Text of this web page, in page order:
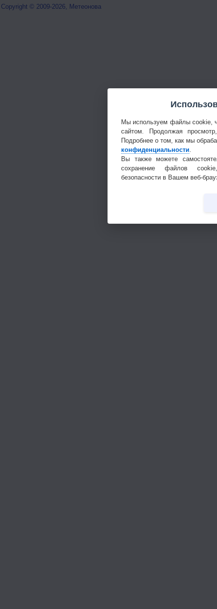
Copyright © 2009-2026, Метеонова
Мы используем файлы cookie,
сайтом. Продолжая
Подробнее о том, как мы
конфиденциальности.
Вы также можете
сохранение файлов
безопасности в Вашем веб-